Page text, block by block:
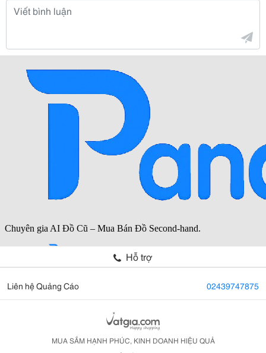
Hỗ trợ
Liên hệ Quảng Cáo 02439747875
MUA SẮM HẠNH PHÚC, KINH DOANH HIỆU QUẢ